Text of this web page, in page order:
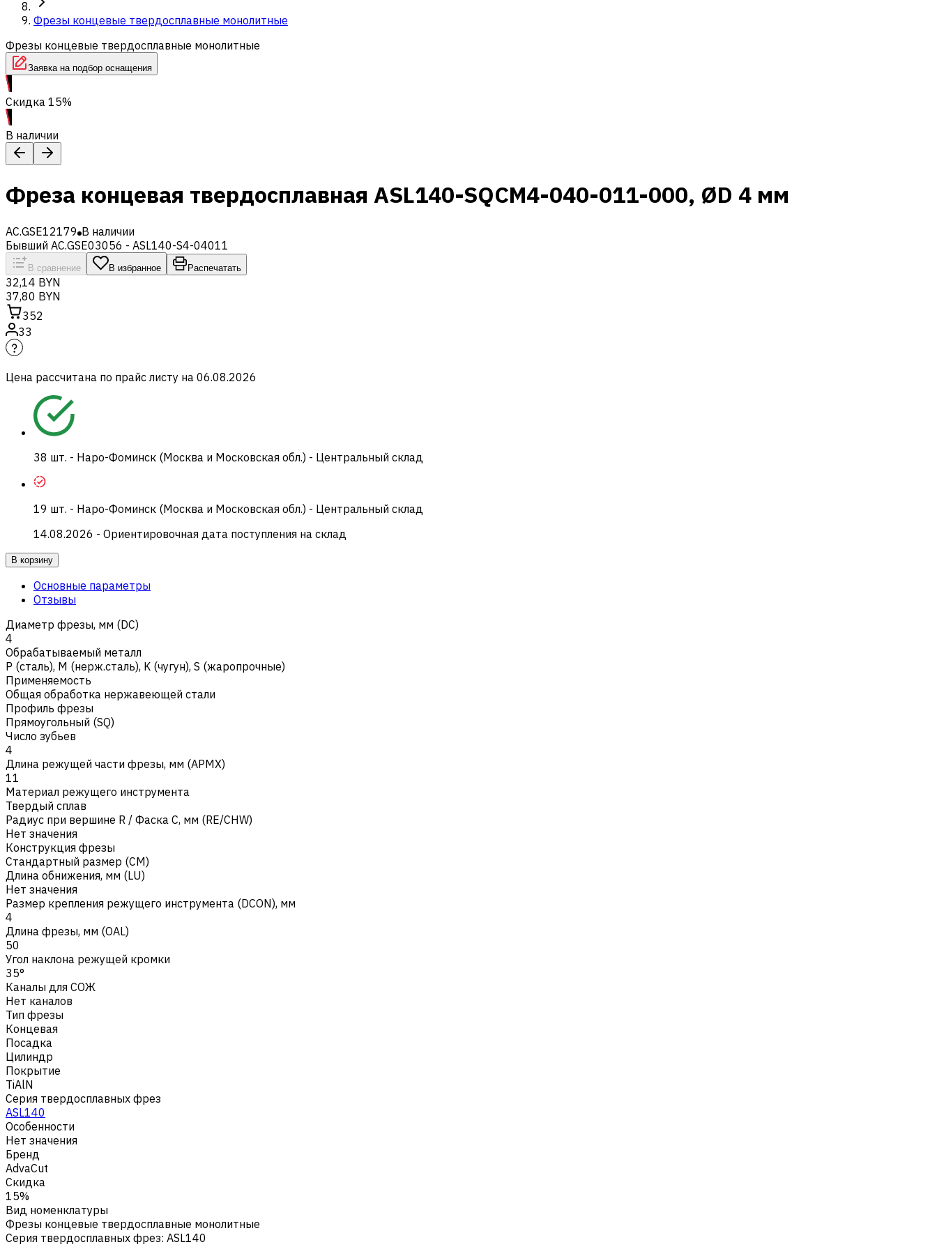
Фрезы концевые твердосплавные монолитные
Фрезы концевые твердосплавные монолитные
Заявка на подбор оснащения
Скидка 15%
В наличии
Фреза концевая твердосплавная ASL140-SQCM4-040-011-000, ØD 4 мм
AC.GSE12179 В наличии
Бывший AC.GSE03056 - ASL140-S4-04011
В сравнение В избранное Распечатать
32,14 BYN
37,80 BYN
352
33
Цена рассчитана по прайс листу на 06.08.2026
38 шт. - Наро-Фоминск (Москва и Московская обл.) - Центральный склад
19 шт. - Наро-Фоминск (Москва и Московская обл.) - Центральный склад
14.08.2026 - Ориентировочная дата поступления на склад
В корзину
Основные параметры
Отзывы
Диаметр фрезы, мм (DC)
4
Обрабатываемый металл
Р (сталь), M (нерж.сталь), K (чугун), S (жаропрочные)
Применяемость
Общая обработка нержавеющей стали
Профиль фрезы
Прямоугольный (SQ)
Число зубьев
4
Длина режущей части фрезы, мм (APMX)
11
Материал режущего инструмента
Твердый сплав
Радиус при вершине R / Фаска C, мм (RE/CHW)
Нет значения
Конструкция фрезы
Стандартный размер (CM)
Длина обнижения, мм (LU)
Нет значения
Размер крепления режущего инструмента (DCON), мм
4
Длина фрезы, мм (OAL)
50
Угол наклона режущей кромки
35°
Каналы для СОЖ
Нет каналов
Тип фрезы
Концевая
Посадка
Цилиндр
Покрытие
TiAlN
Серия твердосплавных фрез
ASL140
Особенности
Нет значения
Бренд
AdvaCut
Скидка
15%
Вид номенклатуры
Фрезы концевые твердосплавные монолитные
Серия твердосплавных фрез: ASL140